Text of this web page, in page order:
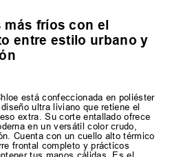
más fríos con el
entre estilo urbano y
está confeccionada en poliéster
ultra liviano que retiene el
extra. Su corte entallado ofrece
en un versátil color crudo,
Cuenta con un cuello alto térmico
frontal completo y prácticos